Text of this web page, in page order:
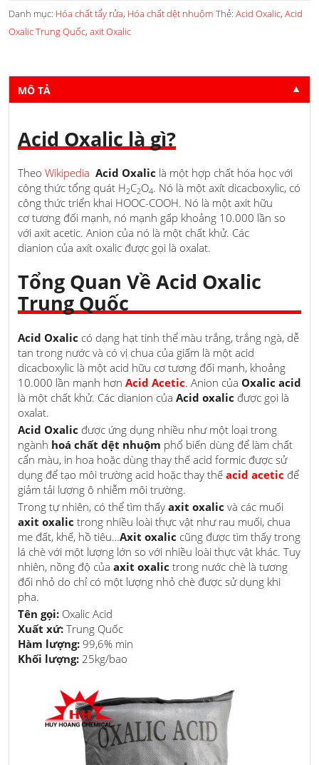
Danh mục: Hóa chất tẩy rửa, Hóa chất dệt nhuộm Thẻ: Acid Oxalic, Acid
Oxalic Trung Quốc, axit Oxalic
MÔ TẢ ▼
Acid Oxalic là gì?
Theo Wikipedia Acid Oxalic là một hợp chất hóa học với
công thức tổng quát H2C2O4. Nó là một axít dicacboxylic, có
công thức triển khai HOOC-COOH. Nó là một axit hữu
cơ tương đối mạnh, nó mạnh gấp khoảng 10.000 lần so
với axit acetic. Anion của nó là một chất khử. Các
dianion của axít oxalic được gọi là oxalat.
Tổng Quan Về Acid Oxalic
Trung Quốc
Acid Oxalic có dạng hạt tinh thể màu trắng, trắng ngà, dễ
tan trong nước và có vị chua của giấm là một acid
dicacboxylic là một acid hữu cơ tương đối mạnh, khoảng
10.000 lần mạnh hơn Acid Acetic. Anion của Oxalic acid
là một chất khử. Các dianion của Acid oxalic được gọi là
oxalat.
Acid Oxalic được ứng dụng nhiều như một loại trong
ngành hoá chất dệt nhuộm phổ biến dùng để làm chất
cẩn màu, in hoa hoặc dùng thay thế acid formic được sử
dụng để tạo môi trường acid hoặc thay thế acid acetic để
giảm tải lượng ô nhiễm môi trường.
Trong tự nhiên, có thể tìm thấy axit oxalic và các muối
axit oxalic trong nhiều loài thực vật như rau muối, chua
me đất, khế, hồ tiêu…Axit oxalic cũng được tìm thấy trong
lá chè với một lượng lớn so với nhiều loài thực vật khác. Tuy
nhiên, nồng độ của axit oxalic trong nước chè là tương
đối nhỏ do chỉ có một lượng nhỏ chè được sử dụng khi
pha.
Tên gọi: Oxalic Acid
Xuất xứ: Trung Quốc
Hàm lượng: 99,6% min
Khối lượng: 25kg/bao